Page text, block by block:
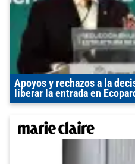
Apoyos y rechazos a la
liberar la entrada en